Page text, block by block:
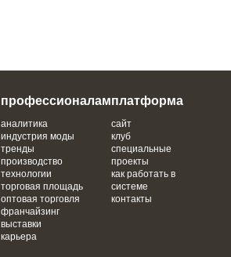
профессионалам
аналитика
индустрия моды
тренды
производство
технологии
торговая площадь
оптовая торговля
франчайзинг
выставки
карьера
платформа
сайт
клуб
специальные
проекты
как работать в
системе
контакты